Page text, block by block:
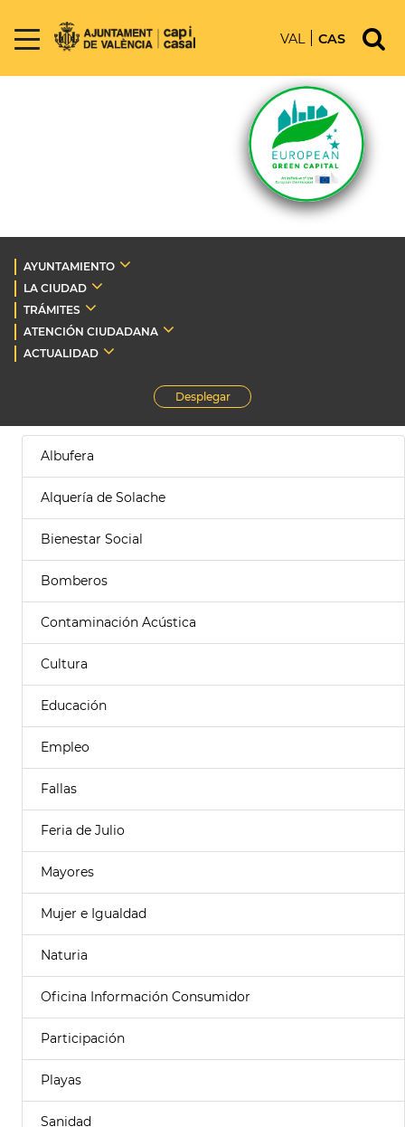
VAL CAS
AYUNTAMIENTO
LA CIUDAD
TRÁMITES
ATENCIÓN CIUDADANA
ACTUALIDAD
Desplegar
Albufera
Alquería de Solache
Bienestar Social
Bomberos
Contaminación Acústica
Cultura
Educación
Empleo
Fallas
Feria de Julio
Mayores
Mujer e Igualdad
Naturia
Oficina Información Consumidor
Participación
Playas
Sanidad